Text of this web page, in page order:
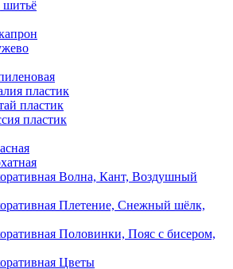
шитьё
пластик
пластик
пластик
Волна, Кант, Воздушный
Плетение, Снежный шёлк,
Половинки, Пояс с бисером,
Цветы